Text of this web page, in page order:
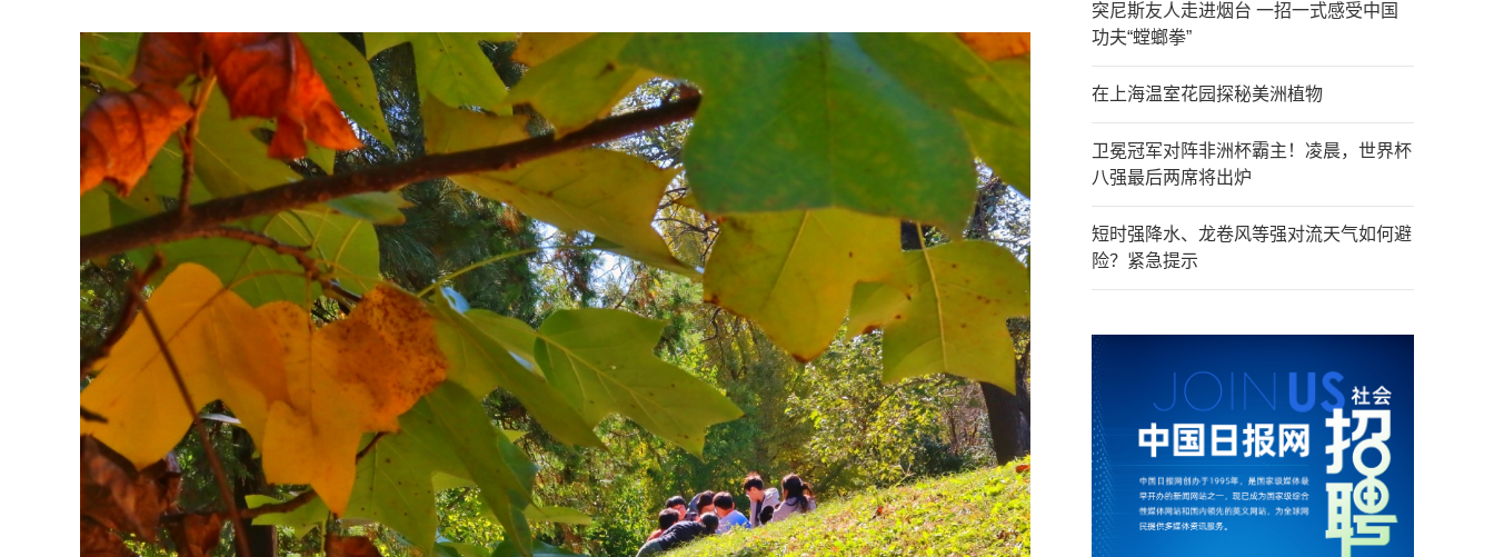
突尼斯友人走进烟台 一招一式感受中国
功夫“螳螂拳”
在上海温室花园探秘美洲植物
卫冕冠军对阵非洲杯霸主！凌晨，世界杯
八强最后两席将出炉
短时强降水、龙卷风等强对流天气如何避
险？紧急提示